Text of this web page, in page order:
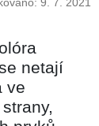
netají
ve